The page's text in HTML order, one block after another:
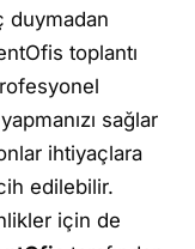
duymadan
toplantı
sağlar
ihtiyaçlara
edilebilir.
için de